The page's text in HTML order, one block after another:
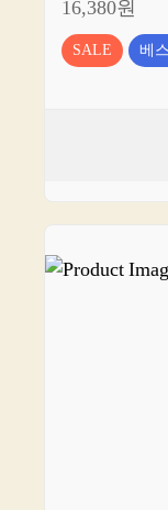
16,380원
SALE 베